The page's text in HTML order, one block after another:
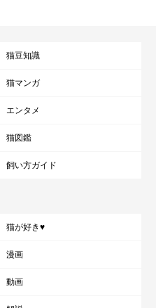
猫豆知識
猫マンガ
エンタメ
猫図鑑
飼い方ガイド
猫が好き♥
漫画
動画